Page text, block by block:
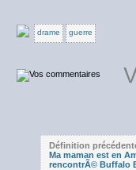
drame guerre
Définition
Ma maman est en
rencontrÃ© Buffalo